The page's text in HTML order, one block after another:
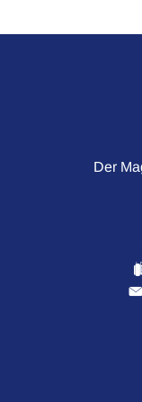
Der